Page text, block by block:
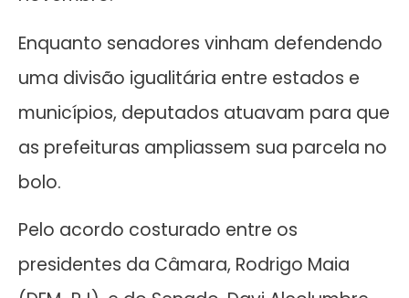
Enquanto senadores vinham defendendo
uma divisão igualitária entre estados e
municípios, deputados atuavam para que
as prefeituras ampliassem sua parcela no
bolo.
Pelo acordo costurado entre os
presidentes da Câmara, Rodrigo Maia